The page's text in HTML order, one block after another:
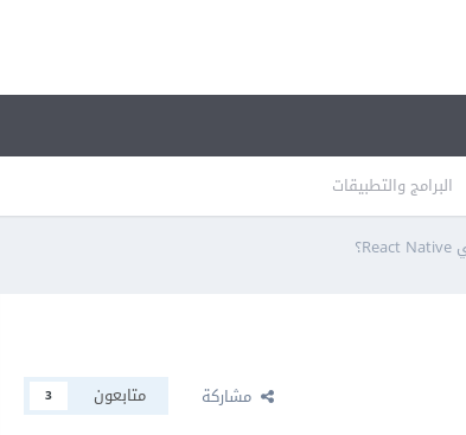
البرامج والتطبيقات
مشاركة متابعون 3